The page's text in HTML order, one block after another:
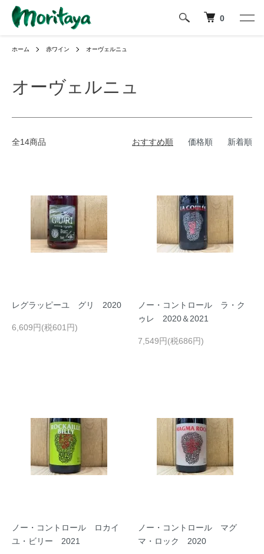
0
ホーム 赤ワイン オーヴェルニュ
オーヴェルニュ
全14商品 おすすめ順 価格順 新着順
レグラッピーユ グリ 2020
6,609円(税601円)
ノー・コントロール ラ・ク
ゥレ 2020＆2021
7,549円(税686円)
ノー・コントロール ロカイ
ユ・ビリー 2021
ノー・コントロール マグ
マ・ロック 2020